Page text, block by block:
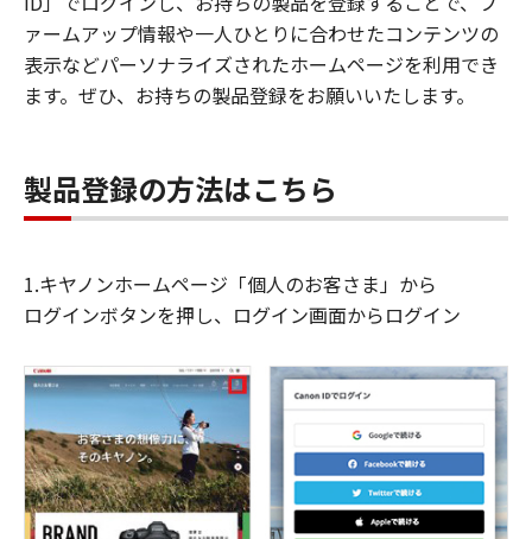
ァームアップ情報や一人ひとりに合わせたコンテンツの
表示などパーソナライズされたホームページを利用でき
ます。ぜひ、お持ちの製品登録をお願いいたします。
製品登録の方法はこちら
1.キヤノンホームページ「個人のお客さま」から
ログインボタンを押し、ログイン画面からログイン